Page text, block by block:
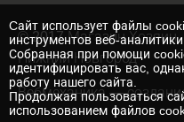
© 2017 Магазин Хозяин
Нижний Новгород
Вебмеханика —
Cайт использует файлы
инструментов веб-
Собранная при помощи
идентифицировать вас,
работу нашего сайта.
Продолжая пользоваться
использованием файлов